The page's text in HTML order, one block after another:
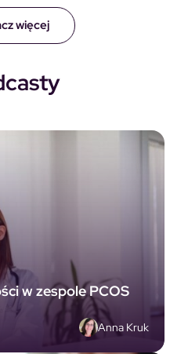
więcej
w zespole PCOS
Anna Kruk